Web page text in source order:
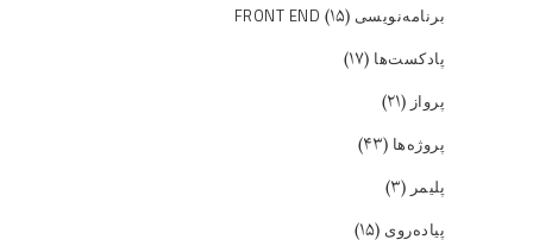
برنامه‌نویسی FRONT END (۱۵)
پادکست‌ها (۱۷)
پرواز (۲۱)
پروژه‌ها (۴۳)
پلیمر (۳)
پیاده‌روی (۱۵)